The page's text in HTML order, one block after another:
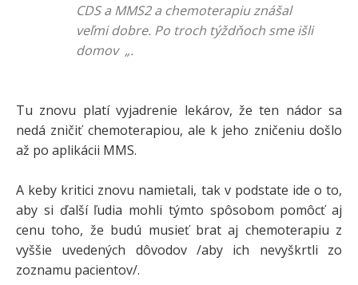
CDS a MMS2 a chemoterapiu znášal
veľmi dobre. Po troch týždňoch sme išli
domov „.
Tu znovu platí vyjadrenie lekárov, že ten nádor sa
nedá zničiť chemoterapiou, ale k jeho zničeniu došlo
až po aplikácii MMS.
A keby kritici znovu namietali, tak v podstate ide o to,
aby si ďalší ľudia mohli týmto spôsobom pomôcť aj
cenu toho, že budú musieť brat aj chemoterapiu z
vyššie uvedených dôvodov /aby ich nevyškrtli zo
zoznamu pacientov/.